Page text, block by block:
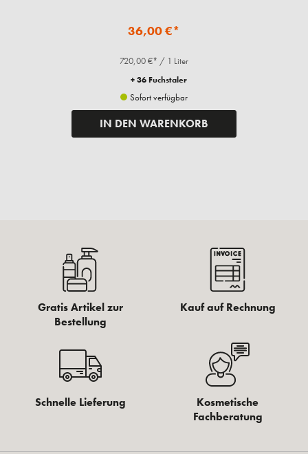
36,00 €*
720,00 €* / 1 Liter
+ 36 Fuchstaler
Sofort verfügbar
IN DEN WARENKORB
Gratis Artikel zur
Bestellung
Kauf auf Rechnung
Schnelle Lieferung
Kosmetische
Fachberatung